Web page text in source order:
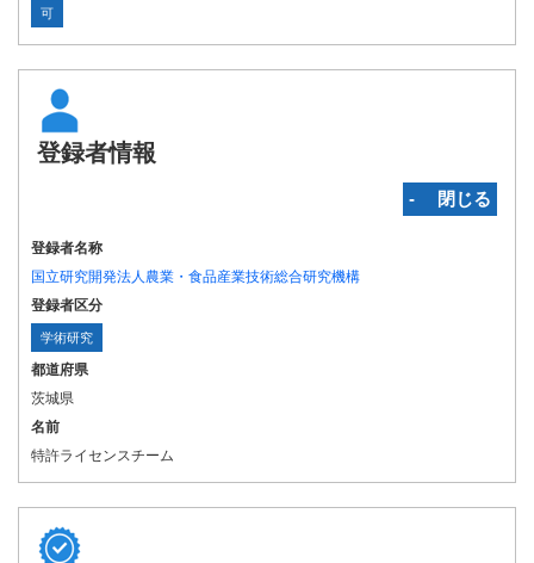
可
登録者情報
‐ 閉じる
登録者名称
国立研究開発法人農業・食品産業技術総合研究機構
登録者区分
学術研究
都道府県
茨城県
名前
特許ライセンスチーム